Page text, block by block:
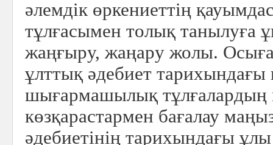
әлемдік өркениеттің
тұлғасымен толық танылуға
жаңғыру, жаңару жолы.
ұлттық әдебиет тарихындағы
шығармашылық
көзқарастармен бағалау
әдебиетінің тарихындағы